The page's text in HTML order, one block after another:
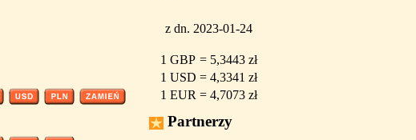
z dn. 2023-01-24
1 GBP = 5,3443 zł
1 USD = 4,3341 zł
1 EUR = 4,7073 zł
Partnerzy